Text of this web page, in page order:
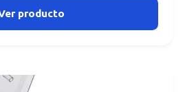
producto